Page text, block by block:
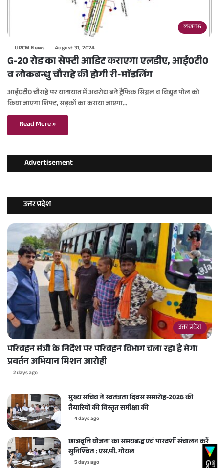
लखनऊ
UPCM News August 31, 2024
G-20 रोड का सेफ्टी आडिट कराएगा एलडीए, आई0टी0
व लोकबन्धु चौराहे की होगी री-माॅडलिंग
आई0टी0 चौराहे पर यातायात में अवरोध बने ट्रैफिक सिग्नल व विद्युत पोल को
किया जाएगा शिफ्ट, सड़कों का कराया जाएगा…
Read More »
Advertisement
उत्तर प्रदेश
उत्तर प्रदेश
परिवहन मंत्री के निर्देश पर परिवहन विभाग चला रहा है मेगा
प्रवर्तन अभियान मिशन आरोही
2 days ago
मुख्य सचिव ने स्वतंत्रता दिवस समारोह-2026 की
तैयारियों की विस्तृत समीक्षा की
4 days ago
छात्रवृत्ति योजना का समयबद्ध एवं पारदर्शी संचालन करें
सुनिश्चित : एस.पी. गोयल
5 days ago